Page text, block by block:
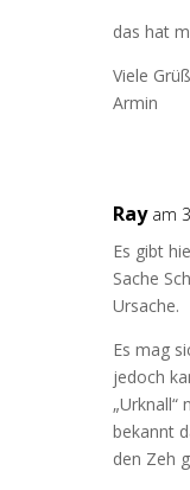
das hat
Viele
Armin
Ray am
Es gibt
Sache
Ursache.
Es mag
jedoch
bekannt
den Zeh